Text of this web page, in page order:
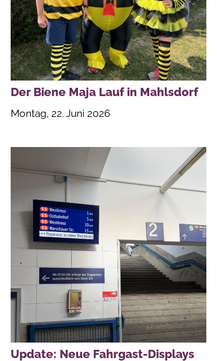
Der Biene Maja Lauf in Mahlsdorf
Montag, 22. Juni 2026
Update: Neue Fahrgast-Displays